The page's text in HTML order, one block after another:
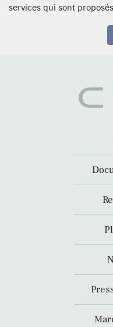
services qui sont